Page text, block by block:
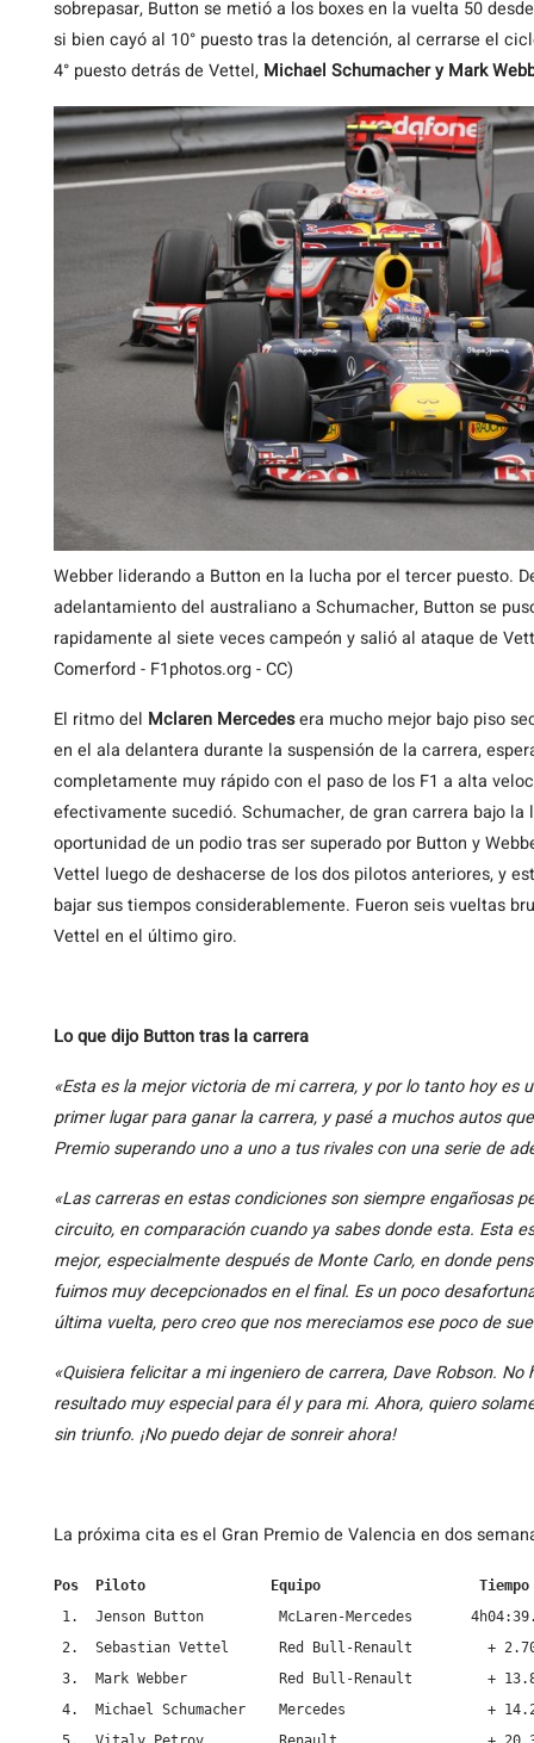
sobrepasar, Button se metió a los boxes en la vuelta 50
si bien cayó al 10° puesto tras la detención, al cerrarse el
4° puesto detrás de Vettel, Michael Schumacher y Mark
Webber liderando a Button en la lucha por el tercer puesto.
adelantamiento del australiano a Schumacher, Button se
rapidamente al siete veces campeón y salió al ataque de
Comerford - F1photos.org - CC)
El ritmo del Mclaren Mercedesera mucho mejor bajo piso
en el ala delantera durante la suspensión de la carrera,
completamente muy rápido con el paso de los F1 a alta
efectivamente sucedió. Schumacher, de gran carrera bajo
oportunidad de un podio tras ser superado por Button y
Vettel luego de deshacerse de los dos pilotos anteriores, y
bajar sus tiempos considerablemente. Fueron seis vueltas
Vettel en el último giro.
Lo que dijo Button tras la carrera
«Esta es la mejor victoria de mi carrera, y por lo tanto hoy es
primer lugar para ganar la carrera, y pasé a muchos autos
Premio superando uno a uno a tus rivales con una serie de
«Las carreras en estas condiciones son siempre engañosas
circuito, en comparación cuando ya sabes donde esta. Esta
mejor, especialmente después de Monte Carlo, en donde
fuimos muy decepcionados en el final. Es un poco
última vuelta, pero creo que nos mereciamos ese poco de
«Quisiera felicitar a mi ingeniero de carrera, Dave Robson.
resultado muy especial para él y para mi. Ahora, quiero
sin triunfo. ¡No puedo dejar de sonreir ahora!
La próxima cita es el Gran Premio de Valencia en dos
Pos  Piloto               Equipo                   Tiempo
1.  Jenson Button         McLaren-Mercedes
2.  Sebastian Vettel      Red Bull-Renault         +
3.  Mark Webber           Red Bull-Renault         +
4.  Michael Schumacher    Mercedes                 +